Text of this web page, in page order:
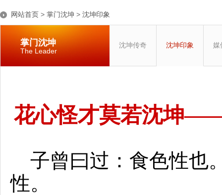
网站首页 > 掌门沈坤 > 沈坤印象
掌门沈坤
The Leader
沈坤传奇 沈坤印象 媒
花心怪才莫若沈坤
子曾曰过：食色性也
性。